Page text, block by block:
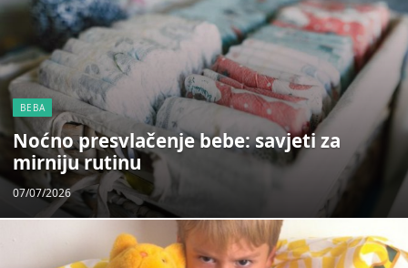
BEBA
Noćno presvlačenje bebe: savjeti za
mirniju rutinu
07/07/2026